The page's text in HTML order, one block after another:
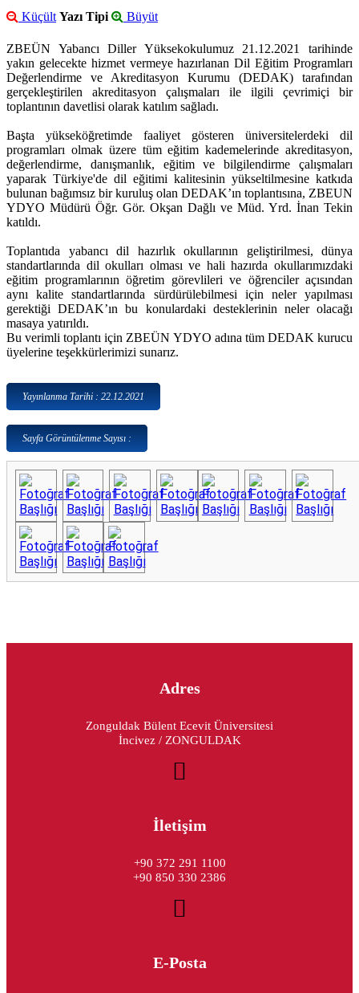
Küçült Yazı Tipi Büyüt
ZBEÜN Yabancı Diller Yüksekokulumuz 21.12.2021 tarihinde
yakın gelecekte hizmet vermeye hazırlanan Dil Eğitim Programları
Değerlendirme ve Akreditasyon Kurumu (DEDAK) tarafından
gerçekleştirilen akreditasyon çalışmaları ile ilgili çevrimiçi bir
toplantının davetlisi olarak katılım sağladı.
Başta yükseköğretimde faaliyet gösteren üniversitelerdeki dil
programları olmak üzere tüm eğitim kademelerinde akreditasyon,
değerlendirme, danışmanlık, eğitim ve bilgilendirme çalışmaları
yaparak Türkiye'de dil eğitimi kalitesinin yükseltilmesine katkıda
bulunan bağımsız bir kuruluş olan DEDAK’ın toplantısına, ZBEUN
YDYO Müdürü Öğr. Gör. Okşan Dağlı ve Müd. Yrd. İnan Tekin
katıldı.
Toplantıda yabancı dil hazırlık okullarının geliştirilmesi, dünya
standartlarında dil okulları olması ve hali hazırda okullarımızdaki
eğitim programlarının öğretim görevlileri ve öğrenciler açısından
aynı kalite standartlarında sürdürülebilmesi için neler yapılması
gerektiği DEDAK’ın bu konulardaki desteklerinin neler olacağı
masaya yatırıldı.
Bu verimli toplantı için ZBEÜN YDYO adına tüm DEDAK kurucu
üyelerine teşekkürlerimizi sunarız.
Yayınlanma Tarihi : 22.12.2021
Sayfa Görüntülenme Sayısı :
Adres
Zonguldak Bülent Ecevit Üniversitesi
İncivez / ZONGULDAK
İletişim
+90 372 291 1100
+90 850 330 2386
E-Posta